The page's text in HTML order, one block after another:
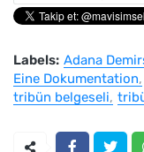
Labels: Adana
Eine Dokumentation
tribün belgeseli